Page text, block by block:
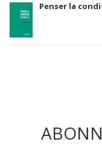
Penser la